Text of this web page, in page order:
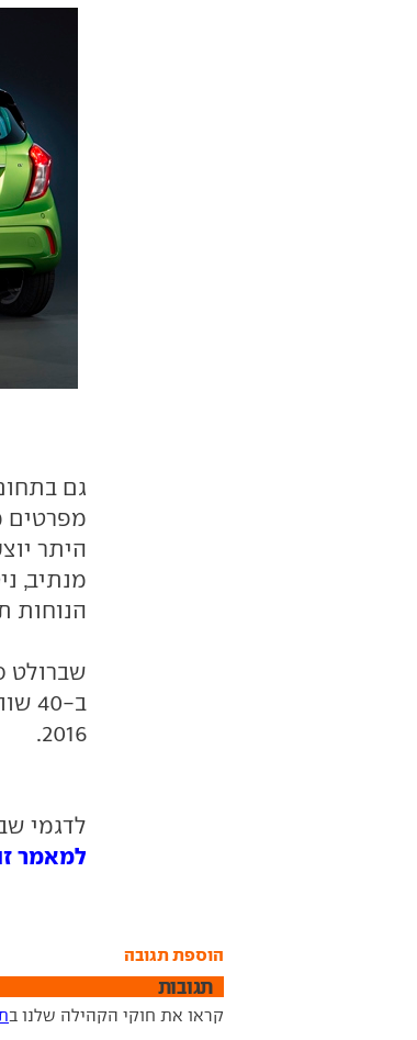
גם
מפרטים
היתר
מנתיב,
הנוחות
שברולט
ב-
2016.
לדגמי
למאמר זה
הוספת תגובה
תגובות
קראו את חוקי הקהילה שלנו ב